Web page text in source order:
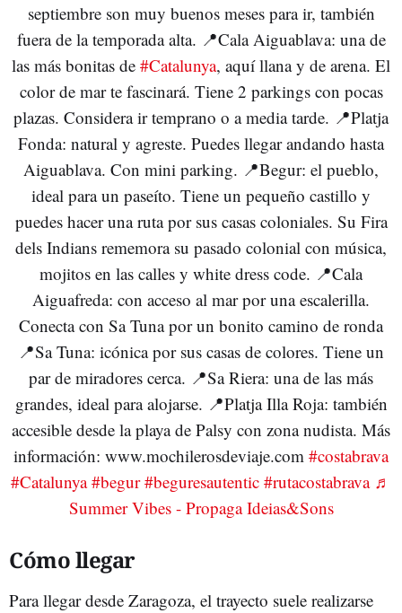
septiembre son muy buenos meses para ir, también
fuera de la temporada alta. 📍Cala Aiguablava: una de
las más bonitas de #Catalunya, aquí llana y de arena. El
color de mar te fascinará. Tiene 2 parkings con pocas
plazas. Considera ir temprano o a media tarde. 📍Platja
Fonda: natural y agreste. Puedes llegar andando hasta
Aiguablava. Con mini parking. 📍Begur: el pueblo,
ideal para un paseíto. Tiene un pequeño castillo y
puedes hacer una ruta por sus casas coloniales. Su Fira
dels Indians rememora su pasado colonial con música,
mojitos en las calles y white dress code. 📍Cala
Aiguafreda: con acceso al mar por una escalerilla.
Conecta con Sa Tuna por un bonito camino de ronda
📍Sa Tuna: icónica por sus casas de colores. Tiene un
par de miradores cerca. 📍Sa Riera: una de las más
grandes, ideal para alojarse. 📍Platja Illa Roja: también
accesible desde la playa de Palsy con zona nudista. Más
información: www.mochilerosdeviaje.com #costabrava
#Catalunya #begur #beguresautentic #rutacostabrava ♬
Summer Vibes - Propaga Ideias&Sons
Cómo llegar
Para llegar desde Zaragoza, el trayecto suele realizarse